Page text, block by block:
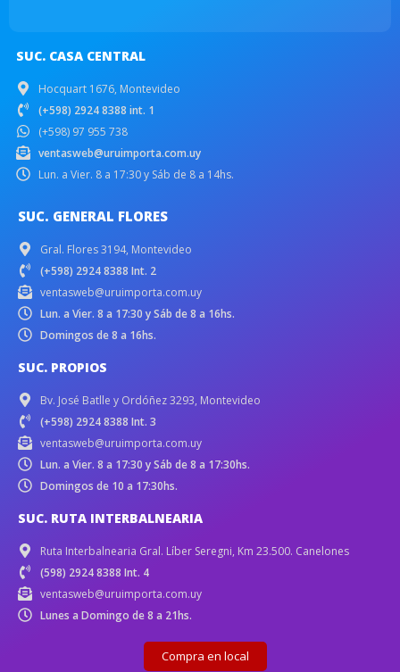
SUC. CASA CENTRAL
Hocquart 1676, Montevideo
(+598) 2924 8388 int. 1
(+598) 97 955 738
ventasweb@uruimporta.com.uy
Lun. a Vier. 8 a 17:30 y Sáb de 8 a 14hs.
SUC. GENERAL FLORES
Gral. Flores 3194, Montevideo
(+598) 2924 8388 Int. 2
ventasweb@uruimporta.com.uy
Lun. a Vier. 8 a 17:30 y Sáb de 8 a 16hs.
Domingos de 8 a 16hs.
SUC. PROPIOS
Bv. José Batlle y Ordóñez 3293, Montevideo
(+598) 2924 8388 Int. 3
ventasweb@uruimporta.com.uy
Lun. a Vier. 8 a 17:30 y Sáb de 8 a 17:30hs.
Domingos de 10 a 17:30hs.
SUC. RUTA INTERBALNEARIA
Ruta Interbalnearia Gral. Líber Seregni, Km 23.500. Canelones
(598) 2924 8388 Int. 4
ventasweb@uruimporta.com.uy
Lunes a Domingo de 8 a 21hs.
Compra en local